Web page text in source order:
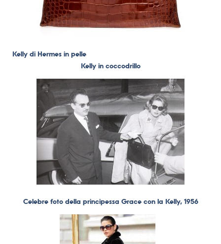
Kelly di Hermes in pelle
Kelly in coccodrillo
Celebre foto della principessa Grace con la Kelly, 1956